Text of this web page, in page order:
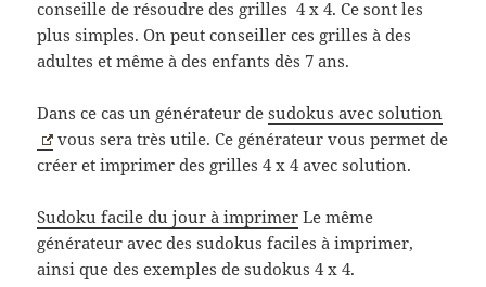
conseille de résoudre des grilles 4 x 4. Ce sont les
plus simples. On peut conseiller ces grilles à des
adultes et même à des enfants dès 7 ans.
Dans ce cas un générateur desudokus avec solution
vous sera très utile. Ce générateur vous permet de
créer et imprimer des grilles 4 x 4 avec solution.
Sudoku facile du jour à imprimer Le même
générateur avec des sudokus faciles à imprimer,
ainsi que des exemples de sudokus 4 x 4.